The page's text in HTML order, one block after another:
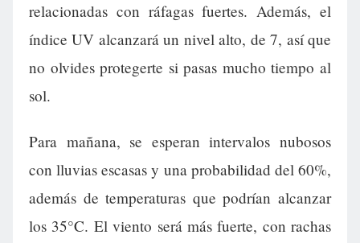
relacionadas con ráfagas fuertes. Además, el
índice UV alcanzará un nivel alto, de 7, así que
no olvides protegerte si pasas mucho tiempo al
sol.
Para mañana, se esperan intervalos nubosos
con lluvias escasas y una probabilidad del 60%,
además de temperaturas que podrían alcanzar
los 35°C. El viento será más fuerte, con rachas